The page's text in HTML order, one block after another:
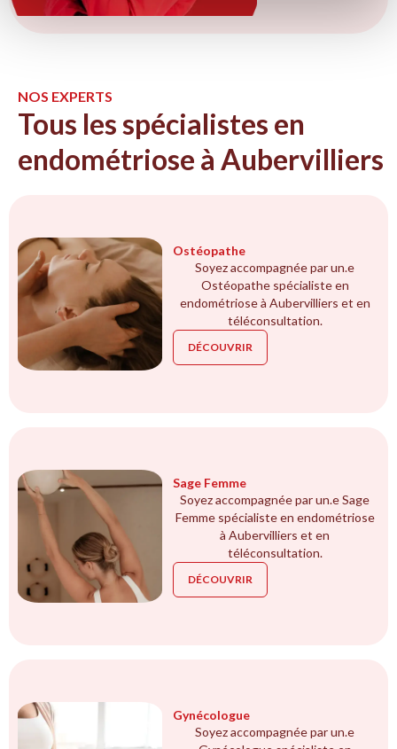
NOS EXPERTS
Tous les spécialistes en
endométriose à Aubervilliers
Ostéopathe
Soyez accompagnée par un.e
Ostéopathe spécialiste en
endométriose à Aubervilliers et en
téléconsultation.
DÉCOUVRIR
Sage Femme
Soyez accompagnée par un.e Sage
Femme spécialiste en endométriose
à Aubervilliers et en
téléconsultation.
DÉCOUVRIR
Gynécologue
Soyez accompagnée par un.e